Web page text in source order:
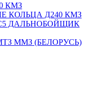
КМЗ
КОЛЬЦА Д240 КМЗ
ДАЛЬНОБОЙЩИК
ММЗ (БЕЛОРУСЬ)